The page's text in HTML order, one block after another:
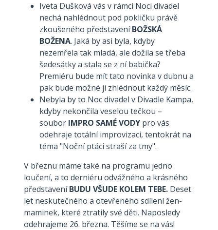
Iveta Dušková vás v rámci Noci divadel
nechá nahlédnout pod pokličku právě
zkoušeného představeníBOŽSKÁ
BOŽENA. Jaká by asi byla, kdyby
nezemřela tak mladá, ale dožila se třeba
šedesátky a stala se z ní babička?
Premiéru bude mít tato novinka v dubnu a
pak bude možné ji zhlédnout každý měsíc.
Nebyla by to Noc divadel v Divadle Kampa,
kdyby nekončila veselou tečkou –
soubor IMPRO SAMÉ VODY pro vás
odehraje totální improvizaci, tentokrát na
téma "Noční ptáci straší za tmy".
V březnu máme také na programu jedno
loučení, a to derniéru odvážného a krásného
představeníBUDU VŠUDE KOLEM TEBE. Deset
let neskutečného a otevřeného sdílení žen-
maminek, které ztratily své děti. Naposledy
odehrajeme 26. března. Těšíme se na vás!